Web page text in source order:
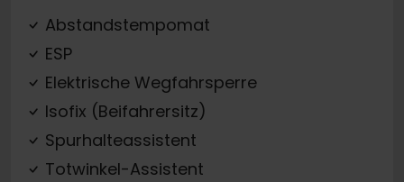
Abstandstempomat
ESP
Elektrische Wegfahrsperre
Isofix (Beifahrersitz)
Spurhalteassistent
Totwinkel-Assistent